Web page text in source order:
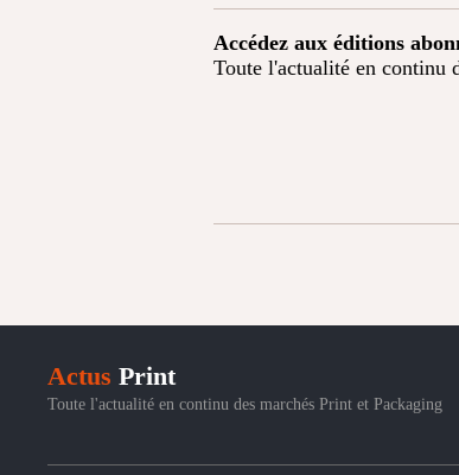
Accédez aux éditions
Toute l'actualité en continu
Actus Print
Toute l'actualité en continu des marchés Print et Packaging